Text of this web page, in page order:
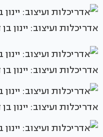
אדריכלות ועיצוב: יינון
אדריכלות ועיצוב: יינון
אדריכלות ועיצוב: יינון